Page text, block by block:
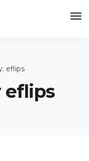
eflips
eflips